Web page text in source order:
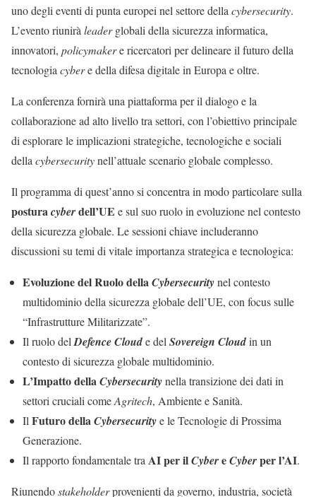
uno degli eventi di punta europei nel settore della cybersecurity.
L’evento riunirà leaderglobali della sicurezza informatica,
innovatori, policymakere ricercatori per delineare il futuro della
tecnologia cybere della difesa digitale in Europa e oltre.
La conferenza fornirà una piattaforma per il dialogo e la
collaborazione ad alto livello tra settori, con l’obiettivo principale
di esplorare le implicazioni strategiche, tecnologiche e sociali
della cybersecuritynell’attuale scenario globale complesso.
Il programma di quest’anno si concentra in modo particolare sulla
posturacyberdell’UE e sul suo ruolo in evoluzione nel contesto
della sicurezza globale. Le sessioni chiave includeranno
discussioni su temi di vitale importanza strategica e tecnologica:
Evoluzione del Ruolo dellaCybersecuritynel contesto
multidominio della sicurezza globale dell’UE, con focus sulle
“Infrastrutture Militarizzate”.
Il ruolo del Defence Cloude del Sovereign Cloudin un
contesto di sicurezza globale multidominio.
L’Impatto dellaCybersecuritynella transizione dei dati in
settori cruciali comeAgritech, Ambiente e Sanità.
Il Futuro dellaCybersecuritye le Tecnologie di Prossima
Generazione.
Il rapporto fondamentale tra AI per ilCybereCyberper l’AI.
Riunendostakeholderprovenienti da governo, industria, società